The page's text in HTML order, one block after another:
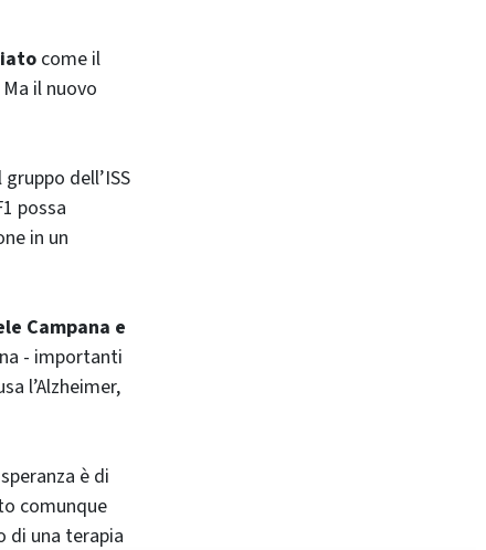
come il
il nuovo
dell’ISS
possa
in un
Campana e
- importanti
l’Alzheimer,
è di
comunque
di una terapia